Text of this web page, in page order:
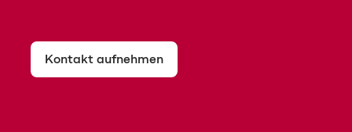
Kontakt aufnehmen